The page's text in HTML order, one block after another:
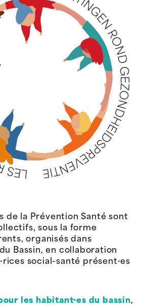
de la Prévention Santé sont
sous la forme
organisés dans
Bassin, en collaboration
social-santé présent·es
les habitant·es du bassin,